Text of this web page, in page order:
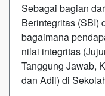
Sebagai bagian
Berintegritas (SBI)
bagaimana
nilai integritas
Tanggung Jawab,
dan Adil) di